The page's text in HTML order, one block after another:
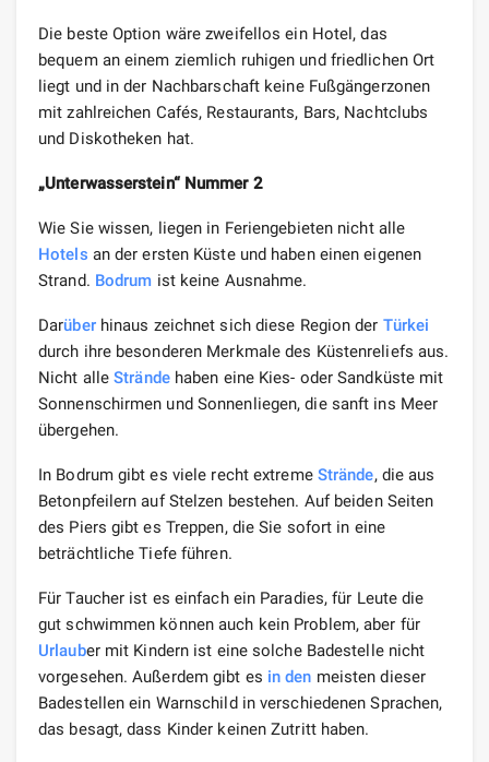
Die beste Option wäre zweifellos ein Hotel, das
bequem an einem ziemlich ruhigen und friedlichen Ort
liegt und in der Nachbarschaft keine Fußgängerzonen
mit zahlreichen Cafés, Restaurants, Bars, Nachtclubs
und Diskotheken hat.
„Unterwasserstein“ Nummer 2
Wie Sie wissen, liegen in Feriengebieten nicht alle
Hotels an der ersten Küste und haben einen eigenen
Strand. Bodrum ist keine Ausnahme.
Darüberhinaus zeichnet sich diese Region der Türkei
durch ihre besonderen Merkmale des Küstenreliefs aus.
Nicht alleSträndehaben eine Kies- oder Sandküste mit
Sonnenschirmen und Sonnenliegen, die sanft ins Meer
übergehen.
In Bodrum gibt es viele recht extreme Strände, die aus
Betonpfeilern auf Stelzen bestehen. Auf beiden Seiten
des Piers gibt es Treppen, die Sie sofort in eine
beträchtliche Tiefe führen.
Für Taucher ist es einfach ein Paradies, für Leute die
gut schwimmen können auch kein Problem, aber für
Urlauber mit Kindern ist eine solche Badestelle nicht
vorgesehen. Außerdem gibt es in den meisten dieser
Badestellen ein Warnschild in verschiedenen Sprachen,
das besagt, dass Kinder keinen Zutritt haben.